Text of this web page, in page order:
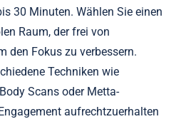
30 Minuten. Wählen Sie einen
Raum, der frei von
den Fokus zu verbessern.
Techniken wie
Scans oder Metta-
aufrechtzuerhalten